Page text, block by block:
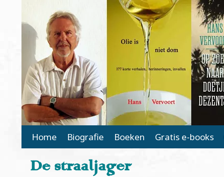
Main Page Navigation
Home Biografie Boeken Gratis e-books
De straaljager